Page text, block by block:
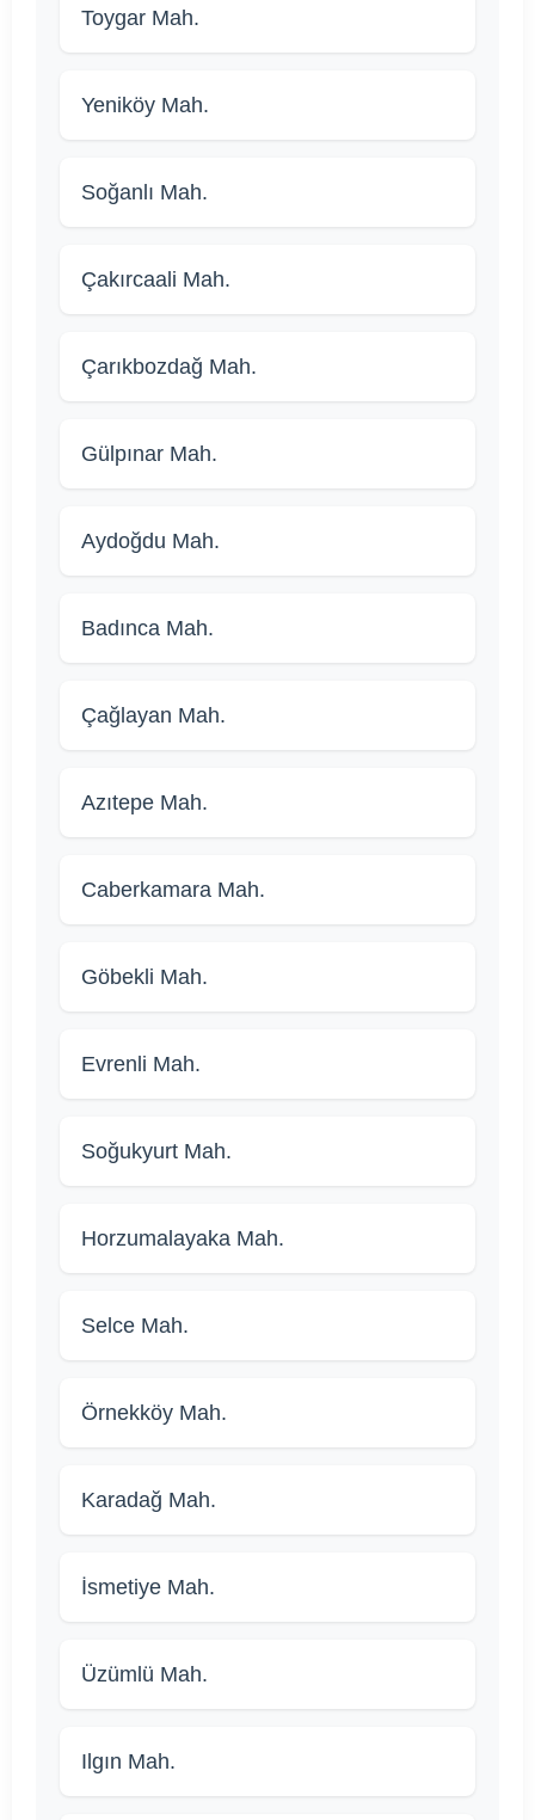
Toygar Mah.
Yeniköy Mah.
Soğanlı Mah.
Çakırcaali Mah.
Çarıkbozdağ Mah.
Gülpınar Mah.
Aydoğdu Mah.
Badınca Mah.
Çağlayan Mah.
Azıtepe Mah.
Caberkamara Mah.
Göbekli Mah.
Evrenli Mah.
Soğukyurt Mah.
Horzumalayaka Mah.
Selce Mah.
Örnekköy Mah.
Karadağ Mah.
İsmetiye Mah.
Üzümlü Mah.
Ilgın Mah.